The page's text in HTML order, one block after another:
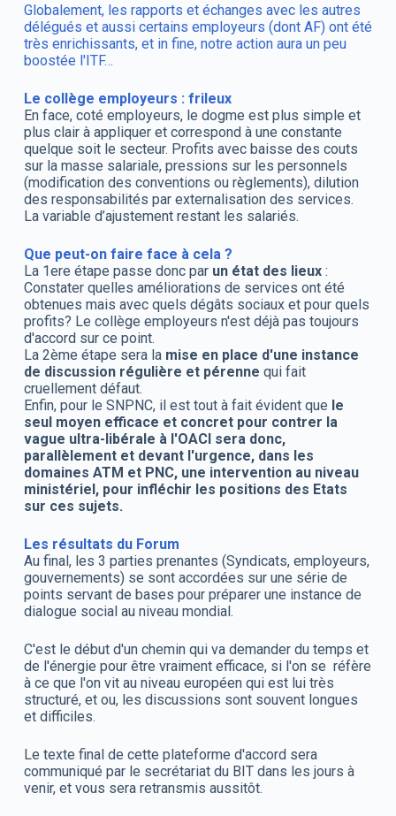
Globalement, les rapports et échanges avec les autres
délégués et aussi certains employeurs (dont AF) ont été
très enrichissants, et in fine, notre action aura un peu
boostée l'ITF…
Le collège employeurs : frileux
En face, coté employeurs, le dogme est plus simple et
plus clair à appliquer et correspond à une constante
quelque soit le secteur. Profits avec baisse des couts
sur la masse salariale, pressions sur les personnels
(modification des conventions ou règlements), dilution
des responsabilités par externalisation des services.
La variable d’ajustement restant les salariés.
Que peut-on faire face à cela ?
La 1ere étape passe donc par un état des lieux:
Constater quelles améliorations de services ont été
obtenues mais avec quels dégâts sociaux et pour quels
profits? Le collège employeurs n'est déjà pas toujours
d'accord sur ce point.
La 2ème étape sera la mise en place d'une instance
de discussion régulière et pérenne qui fait
cruellement défaut.
Enfin, pour le SNPNC, il est tout à fait évident que le
seul moyen efficace et concret pour contrer la
vague ultra-libérale à l'OACI sera donc,
parallèlement et devant l'urgence, dans les
domaines ATM et PNC, une intervention au niveau
ministériel, pour infléchir les positions des Etats
sur ces sujets.
Les résultats du Forum
Au final, les 3 parties prenantes (Syndicats, employeurs,
gouvernements) se sont accordées sur une série de
points servant de bases pour préparer une instance de
dialogue social au niveau mondial.
C'est le début d'un chemin qui va demander du temps et
de l'énergie pour être vraiment efficace, si l'on se réfère
à ce que l'on vit au niveau européen qui est lui très
structuré, et ou, les discussions sont souvent longues
et difficiles.
Le texte final de cette plateforme d'accord sera
communiqué par le secrétariat du BIT dans les jours à
venir, et vous sera retransmis aussitôt.